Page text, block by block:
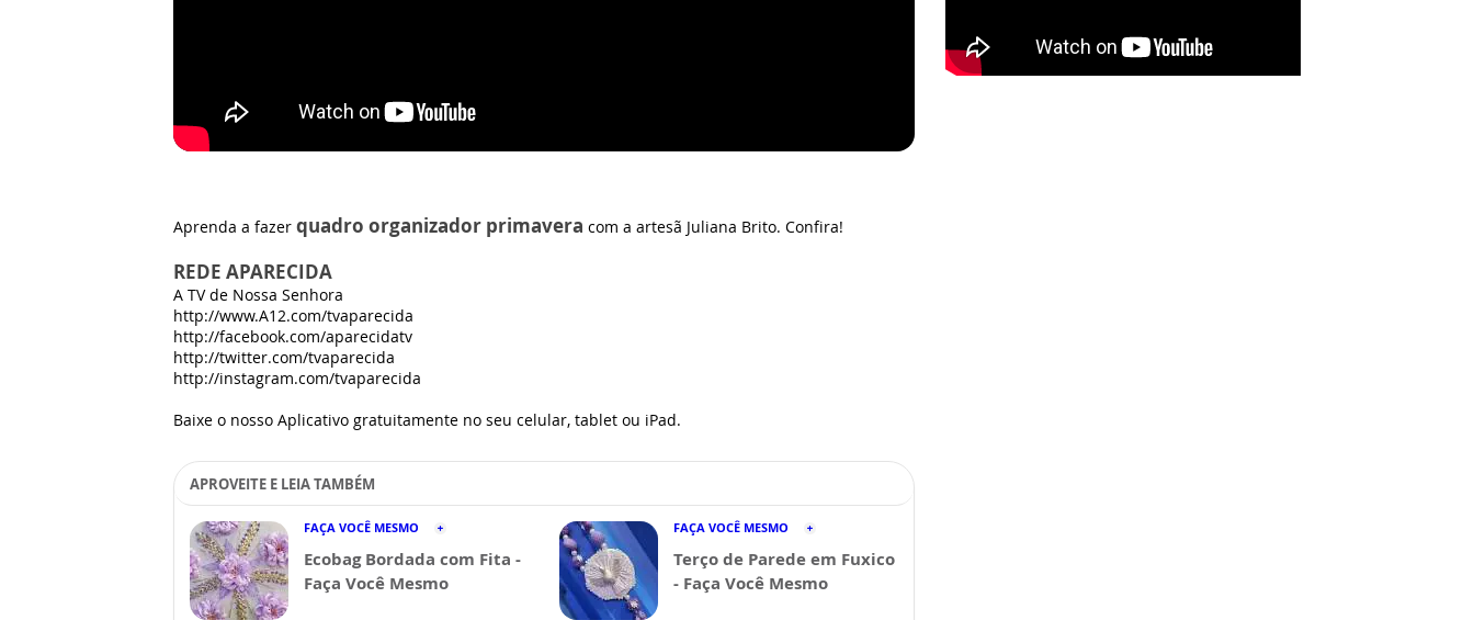
Aprenda a fazer quadro organizador primavera com a artesã Juliana Brito. Confira!
REDE APARECIDA
A TV de Nossa Senhora
http://www.A12.com/tvaparecida
http://facebook.com/aparecidatv
http://twitter.com/tvaparecida
http://instagram.com/tvaparecida
Baixe o nosso Aplicativo gratuitamente no seu celular, tablet ou iPad.
APROVEITE E LEIA TAMBÉM
FAÇA VOCÊ MESMO
Ecobag Bordada com Fita -
Faça Você Mesmo
FAÇA VOCÊ MESMO
Terço de Parede em Fuxico
- Faça Você Mesmo